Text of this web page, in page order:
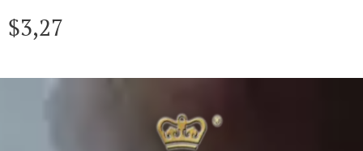
$3,27